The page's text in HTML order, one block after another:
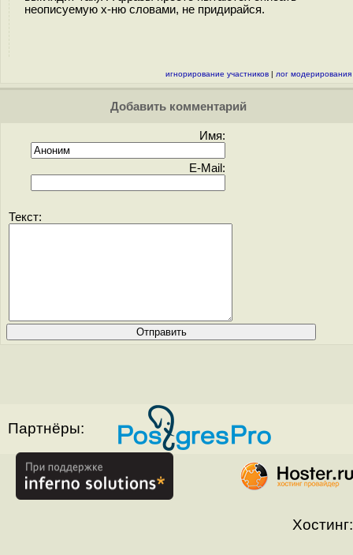
неописуемую х-ню словами, не придирайся.
игнорирование участников | лог модерирования
Добавить комментарий
Имя:
E-Mail:
Текст:
Партнёры:
Хостинг: